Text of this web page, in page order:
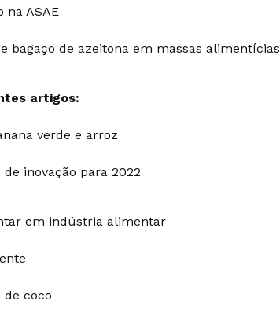
na ASAE
bagaço de azeitona em massas alimentícias
artigos:
verde e arroz
inovação para 2022
em indústria alimentar
de coco